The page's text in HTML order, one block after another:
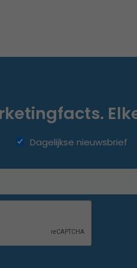
Dagelijkse nieuwsbrief